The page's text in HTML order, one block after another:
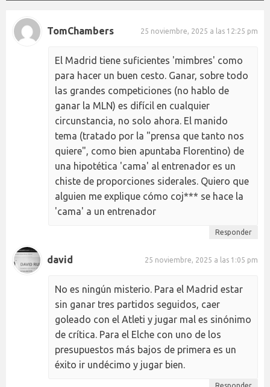
TomChambers 25 noviembre, 2025 a las 12:25 pm
El Madrid tiene suficientes 'mimbres' como
para hacer un buen cesto. Ganar, sobre todo
las grandes competiciones (no hablo de
ganar la MLN) es difícil en cualquier
circunstancia, no solo ahora. El manido
tema (tratado por la "prensa que tanto nos
quiere", como bien apuntaba Florentino) de
una hipotética 'cama' al entrenador es un
chiste de proporciones siderales. Quiero que
alguien me explique cómo coj*** se hace la
'cama' a un entrenador
Responder
david 25 noviembre, 2025 a las 1:05 pm
No es ningún misterio. Para el Madrid estar
sin ganar tres partidos seguidos, caer
goleado con el Atleti y jugar mal es sinónimo
de crítica. Para el Elche con uno de los
presupuestos más bajos de primera es un
éxito ir undécimo y jugar bien.
Responder